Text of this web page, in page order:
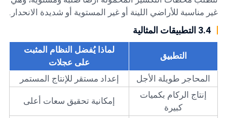
غير مناسبة للأراضي اللينة أو غير المستوية أو شديدة الانحدار.
3.4 التطبيقات المثالية
التطبيق
لماذا يُفضل النظام المثبت
على عجلات
المحاجر طويلة الأجل
إعداد مستقر للإنتاج المستمر
إنتاج الركام بكميات
كبيرة
إمكانية تحقيق سعات أعلى